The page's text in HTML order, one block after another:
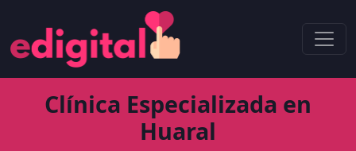
Clínica Especializada en
Huaral